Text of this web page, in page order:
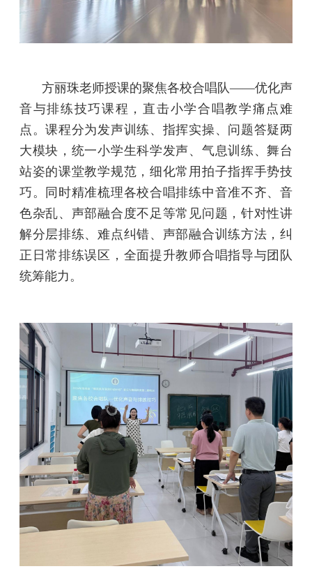
方丽珠老师授课的聚焦各校合唱队——优化声
音与排练技巧课程，直击小学合唱教学痛点难
点。课程分为发声训练、指挥实操、问题答疑两
大模块，统一小学生科学发声、气息训练、舞台
站姿的课堂教学规范，细化常用拍子指挥手势技
巧。同时精准梳理各校合唱排练中音准不齐、音
色杂乱、声部融合度不足等常见问题，针对性讲
解分层排练、难点纠错、声部融合训练方法，纠
正日常排练误区，全面提升教师合唱指导与团队
统筹能力。